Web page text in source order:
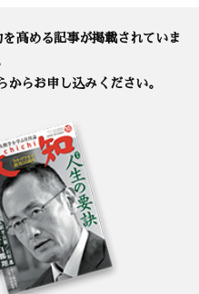
を高める記事が掲載されていま
らお申し込みください。